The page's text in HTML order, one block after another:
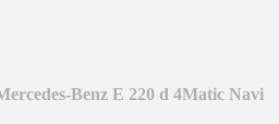
Benz E 220 d 4Matic Navi